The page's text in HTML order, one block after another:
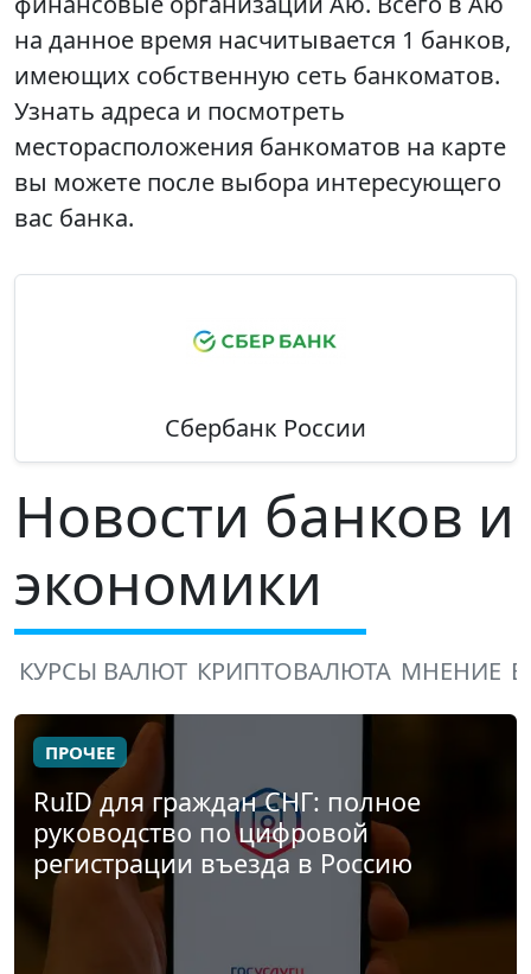
на данное время насчитывается 1 банков,
имеющих собственную сеть банкоматов.
Узнать адреса и посмотреть
месторасположения банкоматов на карте
вы можете после выбора интересующего
вас банка.
Сбербанк России
Новости банков и
экономики
КУРСЫ ВАЛЮТ КРИПТОВАЛЮТА МНЕНИЕ
ПРОЧЕЕ
RuID для граждан СНГ: полное
руководство по цифровой
регистрации въезда в Россию